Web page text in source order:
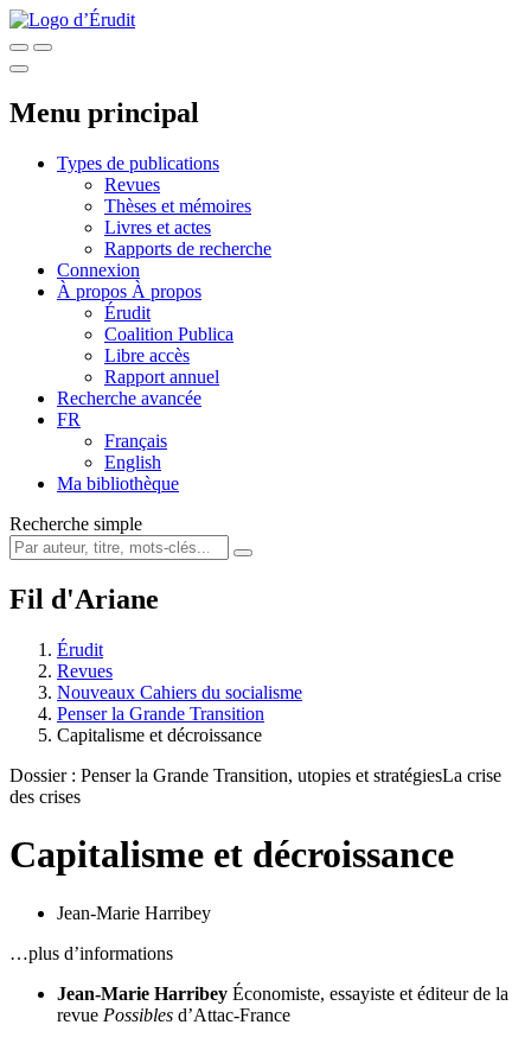
Menu principal
Types de publications
Revues
Thèses et mémoires
Livres et actes
Rapports de recherche
Connexion
À propos À propos
Érudit
Coalition Publica
Libre accès
Rapport annuel
Recherche avancée
FR
Français
English
Ma bibliothèque
Recherche simple
Fil d'Ariane
Érudit
Revues
Nouveaux Cahiers du socialisme
Penser la Grande Transition
Capitalisme et décroissance
Dossier : Penser la Grande Transition, utopies et stratégiesLa crise
des crises
Capitalisme et décroissance
Jean-Marie Harribey
…plus d’informations
Jean-Marie Harribey Économiste, essayiste et éditeur de la
revue Possibles d’Attac-France